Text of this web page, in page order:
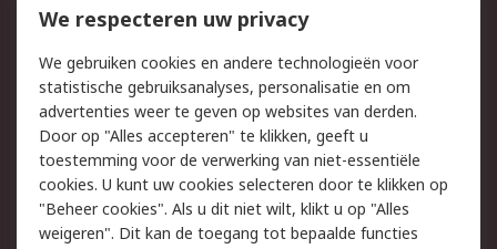
Bestellen
Inkoopoplossingen
Track & Trace
Wettelijk
Cookiebeleid
Email veiligheid
Privacybeleid
Websitevoorwaarden
Algemene
We respecteren uw privacy
We gebruiken cookies en andere technologieën voor
statistische gebruiksanalyses, personalisatie en om
advertenties weer te geven op websites van derden.
Door op "Alles accepteren" te klikken, geeft u
toestemming voor de verwerking van niet-essentiële
cookies. U kunt uw cookies selecteren door te klikken op
"Beheer cookies". Als u dit niet wilt, klikt u op "Alles
weigeren". Dit kan de toegang tot bepaalde functies